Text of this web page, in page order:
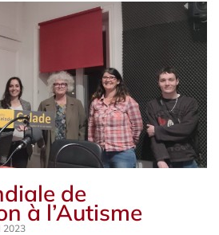
de
à l’Autisme
2023